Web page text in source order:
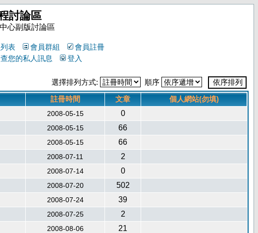
討論區
心副版討論區
表 會員群組
會員註冊
您的私人訊息 登入
選擇排列方式: 順序
註冊時間 文章
個人網站(勿填)
2008-05-15
0
2008-05-15
66
2008-05-15
66
2008-07-11
2
2008-07-14
0
2008-07-20
502
2008-07-24
39
2008-07-25
2
2008-08-06
21